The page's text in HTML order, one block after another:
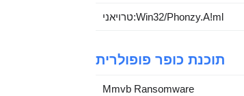
טרויאני:Win32/Phonzy.A!ml
תוכנת כופר פופולרית
Mmvb Ransomware